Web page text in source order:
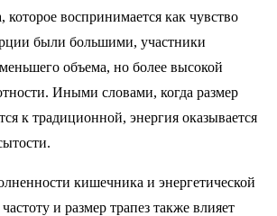
которое воспринимается как чувство
были большими, участники
объема, но более высокой
Иными словами, когда размер
к традиционной, энергия оказывается
кишечника и энергетической
и размер трапез также влияет